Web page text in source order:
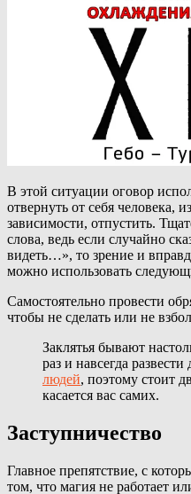
В этой ситуации оговор
отвернуть от себя человека,
зависимости, отпустить.
слова, ведь если случайно
видеть…», то зрение и
можно использовать
Самостоятельно провести
чтобы не сделать или не
Заклятья бывают
раз и навсегда
людей, поэтому стоит
касается вас самих.
Заступничество
Главное препятствие, с
том, что магия не работает